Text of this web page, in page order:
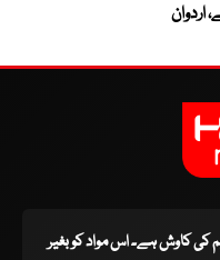
اردوان
ٹیم کی کاوش ہے۔ اس مواد کو بغیر